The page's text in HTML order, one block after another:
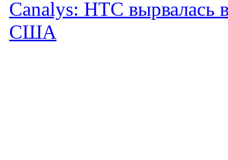
Canalys: HTC вырвалась
США